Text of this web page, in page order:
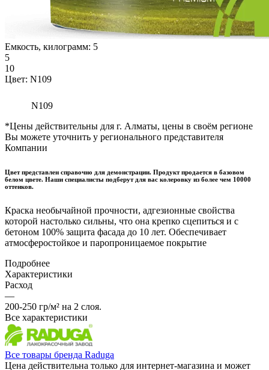
Емкость, килограмм: 5
5
10
Цвет: N109
N109
*Цены действительны для г. Алматы, цены в своём регионе
Вы можете уточнить у регионального представителя
Компании
Цвет представлен справочно для демонстрации. Продукт продается в базовом
белом цвете. Наши специалисты подберут для вас колеровку из более чем 10000
оттенков.
Краска необычайной прочности, адгезионные свойства
которой настолько сильны, что она крепко сцепиться и с
бетоном 100% защита фасада до 10 лет. Обеспечивает
атмосферостойкое и паропроницаемое покрытие
Подробнее
Характеристики
Расход
—
200-250 гр/м² на 2 слоя.
Все характеристики
Все товары бренда Raduga
Цена действительна только для интернет-магазина и может